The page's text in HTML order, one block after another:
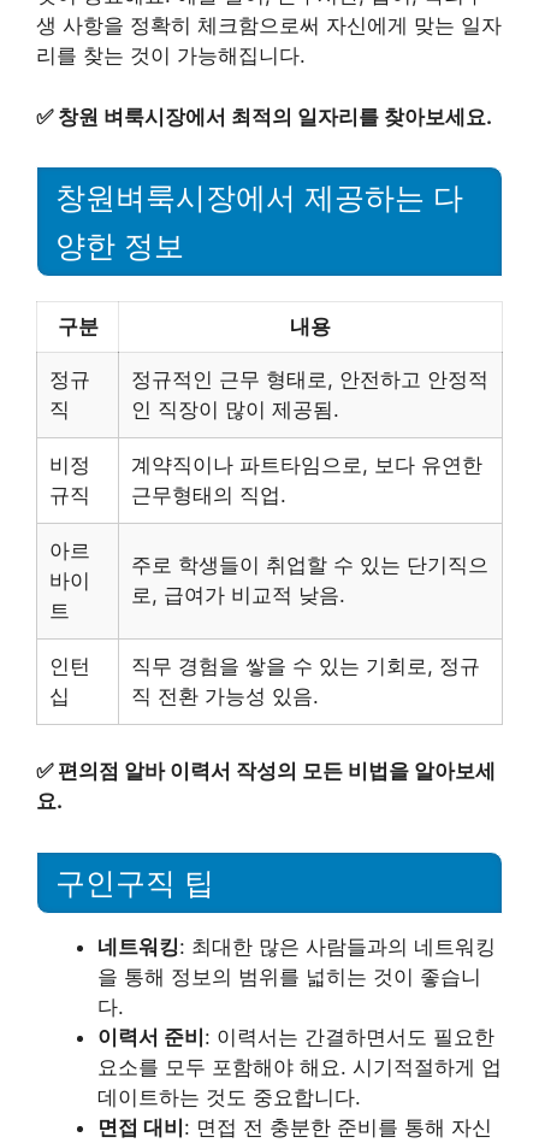
생 사항을 정확히 체크함으로써 자신에게 맞는 일자
리를 찾는 것이 가능해집니다.
✅ 창원 벼룩시장에서 최적의 일자리를 찾아보세요.
창원벼룩시장에서 제공하는 다
양한 정보
구분 내용
정규
직
정규적인 근무 형태로, 안전하고 안정적
인 직장이 많이 제공됨.
비정
규직
계약직이나 파트타임으로, 보다 유연한
근무형태의 직업.
아르
바이
트
주로 학생들이 취업할 수 있는 단기직으
로, 급여가 비교적 낮음.
인턴
십
직무 경험을 쌓을 수 있는 기회로, 정규
직 전환 가능성 있음.
✅ 편의점 알바 이력서 작성의 모든 비법을 알아보세
요.
구인구직 팁
네트워킹: 최대한 많은 사람들과의 네트워킹
을 통해 정보의 범위를 넓히는 것이 좋습니
다.
이력서 준비: 이력서는 간결하면서도 필요한
요소를 모두 포함해야 해요. 시기적절하게 업
데이트하는 것도 중요합니다.
면접 대비: 면접 전 충분한 준비를 통해 자신